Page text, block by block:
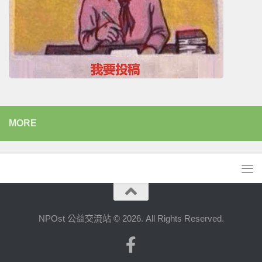
MORE
NPOst 公益交流站 © 2026. All Rights Reserved.